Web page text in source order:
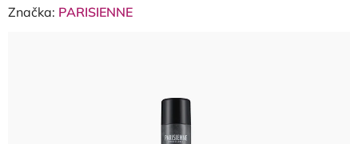
hodnotenie
Značka: PARISIENNE